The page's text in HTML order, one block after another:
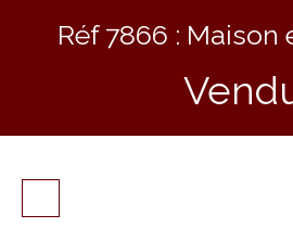
Réf 7866 : Maison